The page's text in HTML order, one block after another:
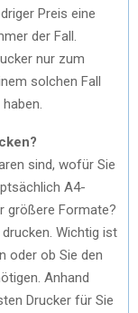
Preis eine
der Fall.
nur zum
solchen Fall
sind, wofür Sie
A4-
größere Formate?
Wichtig ist
oder ob Sie den
Anhand
Drucker für Sie